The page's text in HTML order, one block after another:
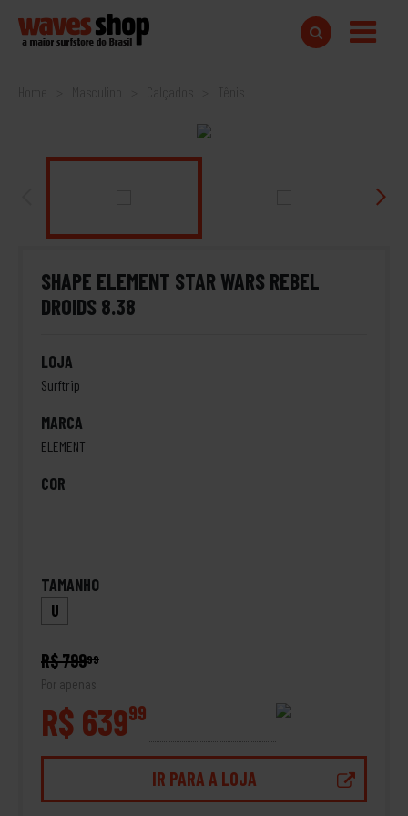
Home
SHAPE ELEMENT STAR WARS REBEL
DROIDS 8.38
LOJA
Surftrip
MARCA
ELEMENT
COR
TAMANHO
U
R$ 79999
Por apenas
R$ 63999
IR PARA A LOJA